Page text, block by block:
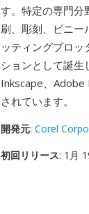
す。特定の専門分
刷、彫刻、ビニー
ッティングプロッ
ションとして誕生
Inkscape、
されています。
開発元: Corel
初回リリース: 1月